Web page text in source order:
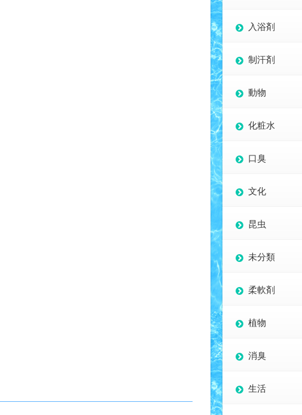
入浴剤
制汗剤
動物
化粧水
口臭
文化
昆虫
未分類
柔軟剤
植物
消臭
生活